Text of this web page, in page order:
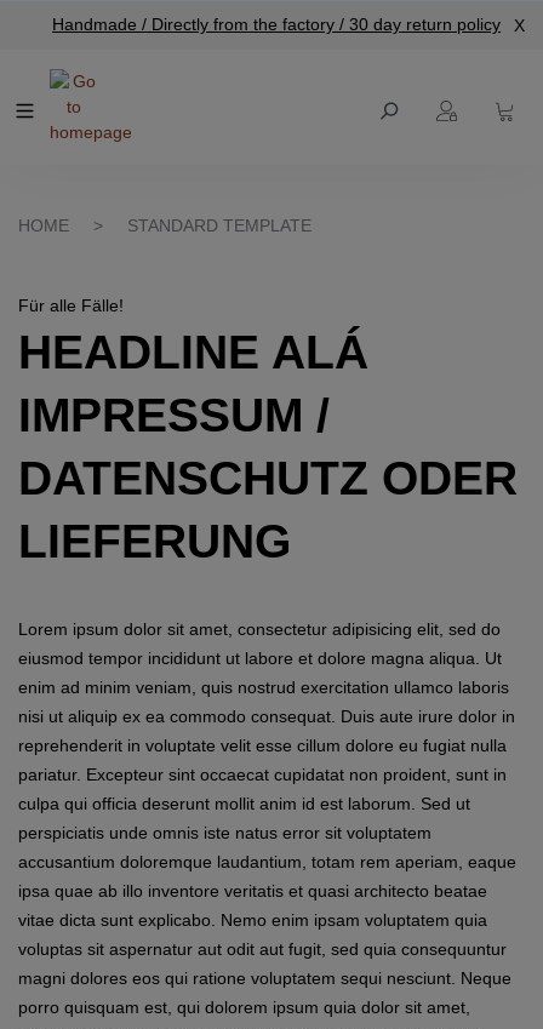
content
Handmade / Directly from the factory / 30 day return policy X
HOME > STANDARD TEMPLATE
Für alle Fälle!
HEADLINE ALÁ
IMPRESSUM /
DATENSCHUTZ ODER
LIEFERUNG
Lorem ipsum dolor sit amet, consectetur adipisicing elit, sed do
eiusmod tempor incididunt ut labore et dolore magna aliqua. Ut
enim ad minim veniam, quis nostrud exercitation ullamco laboris
nisi ut aliquip ex ea commodo consequat. Duis aute irure dolor in
reprehenderit in voluptate velit esse cillum dolore eu fugiat nulla
pariatur. Excepteur sint occaecat cupidatat non proident, sunt in
culpa qui officia deserunt mollit anim id est laborum. Sed ut
perspiciatis unde omnis iste natus error sit voluptatem
accusantium doloremque laudantium, totam rem aperiam, eaque
ipsa quae ab illo inventore veritatis et quasi architecto beatae
vitae dicta sunt explicabo. Nemo enim ipsam voluptatem quia
voluptas sit aspernatur aut odit aut fugit, sed quia consequuntur
magni dolores eos qui ratione voluptatem sequi nesciunt. Neque
porro quisquam est, qui dolorem ipsum quia dolor sit amet,